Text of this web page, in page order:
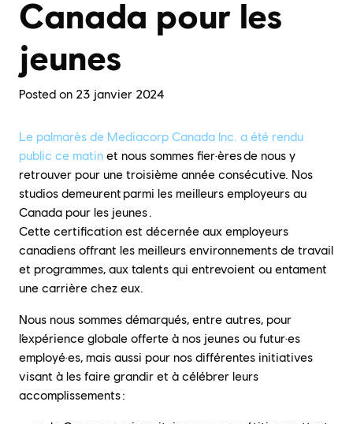
Canada pour les
jeunes
Posted on 23 janvier 2024
Le palmarès de Mediacorp Canada Inc. a été rendu
public ce matin et nous sommes fier·ères de nous y
retrouver pour une troisième année consécutive. Nos
studios demeurent parmi les meilleurs employeurs au
Canada pour les jeunes .
Cette certification est décernée aux employeurs
canadiens offrant les meilleurs environnements de travail
et programmes, aux talents qui entrevoient ou entament
une carrière chez eux.
Nous nous sommes démarqués, entre autres, pour
l’expérience globale offerte à nos jeunes ou futur·es
employé·es, mais aussi pour nos différentes initiatives
visant à les faire grandir et à célébrer leurs
accomplissements :